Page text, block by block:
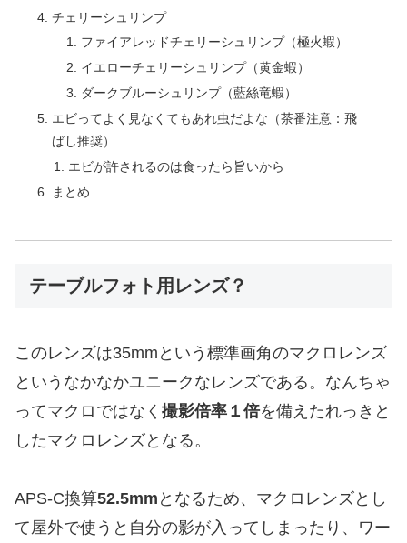
チェリーシュリンプ
ファイアレッドチェリーシュリンプ（極火蝦）
イエローチェリーシュリンプ（黄金蝦）
ダークブルーシュリンプ（藍絲竜蝦）
エビってよく見なくてもあれ虫だよな（茶番注意：飛
ばし推奨）
エビが許されるのは食ったら旨いから
まとめ
テーブルフォト用レンズ？
このレンズは35mmという標準画角のマクロレンズ
というなかなかユニークなレンズである。なんちゃ
ってマクロではなく 撮影倍率１倍を備えたれっきと
したマクロレンズとなる。
APS-C換算52.5mm となるため、マクロレンズとし
て屋外で使うと自分の影が入ってしまったり、ワー